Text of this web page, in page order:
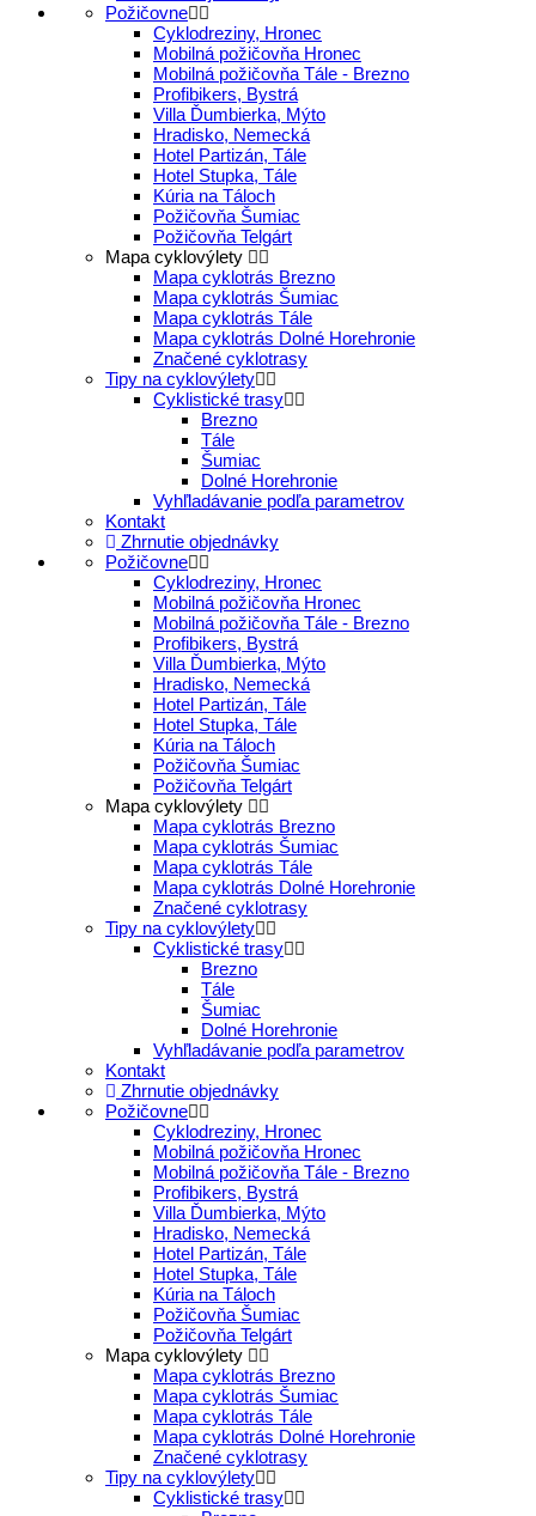
Požičovne
Cyklodreziny, Hronec
Mobilná požičovňa Hronec
Mobilná požičovňa Tále - Brezno
Profibikers, Bystrá
Villa Ďumbierka, Mýto
Hradisko, Nemecká
Hotel Partizán, Tále
Hotel Stupka, Tále
Kúria na Táloch
Požičovňa Šumiac
Požičovňa Telgárt
Mapa cyklovýlety
Mapa cyklotrás Brezno
Mapa cyklotrás Šumiac
Mapa cyklotrás Tále
Mapa cyklotrás Dolné Horehronie
Značené cyklotrasy
Tipy na cyklovýlety
Cyklistické trasy
Brezno
Tále
Šumiac
Dolné Horehronie
Vyhľladávanie podľa parametrov
Kontakt
Zhrnutie objednávky
Požičovne
Cyklodreziny, Hronec
Mobilná požičovňa Hronec
Mobilná požičovňa Tále - Brezno
Profibikers, Bystrá
Villa Ďumbierka, Mýto
Hradisko, Nemecká
Hotel Partizán, Tále
Hotel Stupka, Tále
Kúria na Táloch
Požičovňa Šumiac
Požičovňa Telgárt
Mapa cyklovýlety
Mapa cyklotrás Brezno
Mapa cyklotrás Šumiac
Mapa cyklotrás Tále
Mapa cyklotrás Dolné Horehronie
Značené cyklotrasy
Tipy na cyklovýlety
Cyklistické trasy
Brezno
Tále
Šumiac
Dolné Horehronie
Vyhľladávanie podľa parametrov
Kontakt
Zhrnutie objednávky
Požičovne
Cyklodreziny, Hronec
Mobilná požičovňa Hronec
Mobilná požičovňa Tále - Brezno
Profibikers, Bystrá
Villa Ďumbierka, Mýto
Hradisko, Nemecká
Hotel Partizán, Tále
Hotel Stupka, Tále
Kúria na Táloch
Požičovňa Šumiac
Požičovňa Telgárt
Mapa cyklovýlety
Mapa cyklotrás Brezno
Mapa cyklotrás Šumiac
Mapa cyklotrás Tále
Mapa cyklotrás Dolné Horehronie
Značené cyklotrasy
Tipy na cyklovýlety
Cyklistické trasy